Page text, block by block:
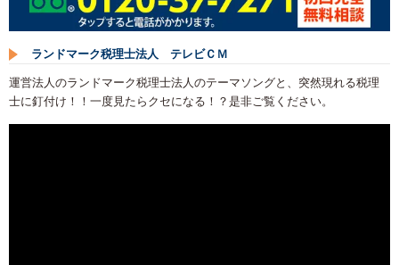
ランドマーク税理士法人 テレビＣＭ
運営法人のランドマーク税理士法人のテーマソングと、突然現れる税理
士に釘付け！！一度見たらクセになる！？是非ご覧ください。